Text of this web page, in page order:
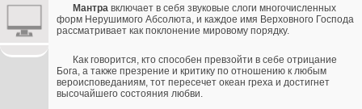
Мантра включает в себя звуковые слоги многочисленных
форм Нерушимого Абсолюта, и каждое имя Верховного Господа
рассматривает как поклонение мировому порядку.
Как говорится, кто способен превзойти в себе отрицание
Бога, а также презрение и критику по отношению к любым
вероисповеданиям, тот пересечет океан греха и достигнет
высочайшего состояния любви.